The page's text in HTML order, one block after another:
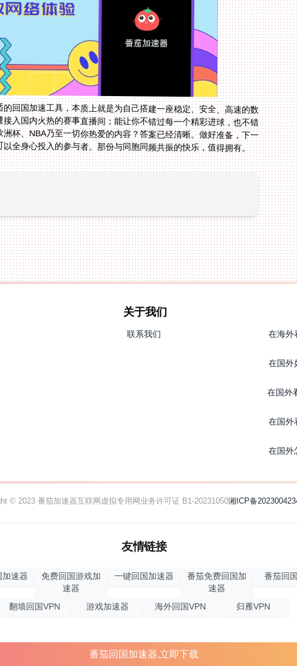
回国加速工具，本质上就是为自己搭建一座稳定、安全、高速的数
入国内火热的赛事直播间；能让你不错过每一个精彩进球，也不错
杯、NBA乃至一切你热爱的内容？答案已经清晰。做好准备，下一
全身心投入的参与者。那份与同胞同频共振的快乐，值得拥有。
关于我们
联系我们
在海外
在国外
在国外
在国外
在国外
© 2023 番茄加速器互联网虚拟专用网业务许可证 B1-20231050湘ICP备
友情链接
加速器
免费回国游戏加
速器
一键回国加速器
番茄免费回国加
速器
番茄回
翻墙回国VPN 游戏加速器 海外回国VPN 归雁VPN
番茄回国加速器,立即下载